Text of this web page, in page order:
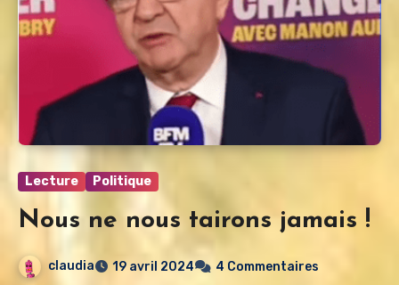
Lecture Politique
Nous ne nous tairons jamais !
claudia 19 avril 2024 4 Commentaires